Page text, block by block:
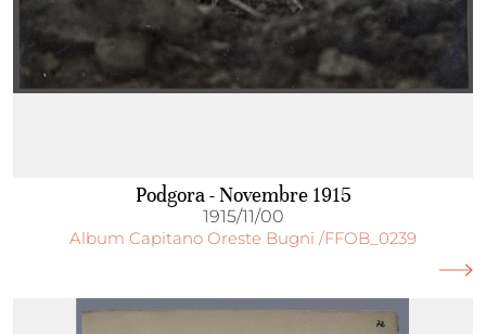
Podgora - Novembre 1915
1915/11/00
Album Capitano Oreste Bugni /FFOB_0239